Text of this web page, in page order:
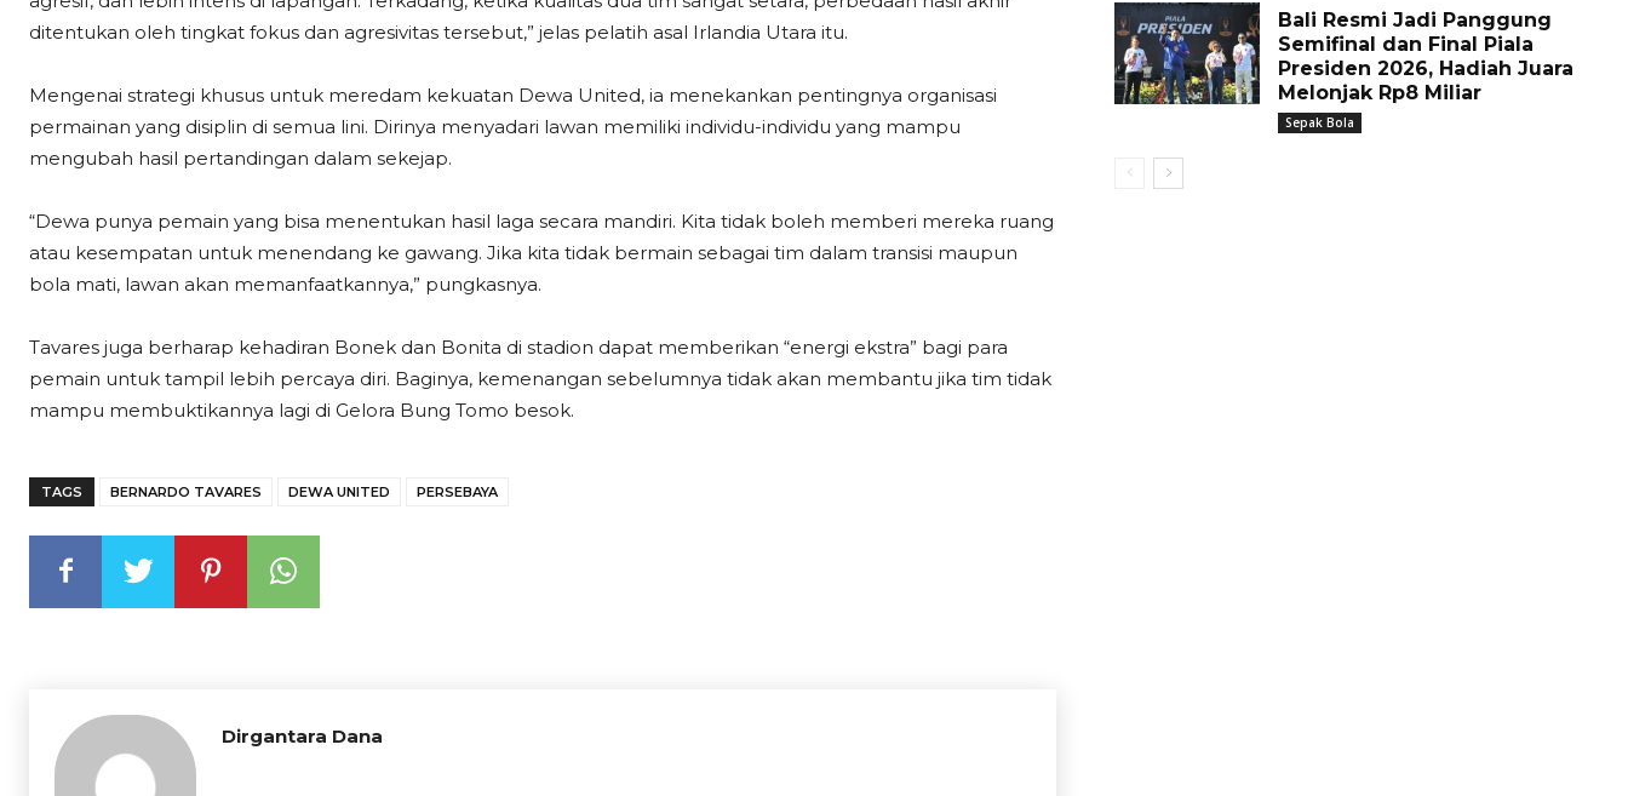
ditentukan oleh tingkat fokus dan agresivitas tersebut,” jelas pelatih asal Irlandia Utara itu.
Mengenai strategi khusus untuk meredam kekuatan Dewa United, ia menekankan pentingnya organisasi
permainan yang disiplin di semua lini. Dirinya menyadari lawan memiliki individu-individu yang mampu
mengubah hasil pertandingan dalam sekejap.
“Dewa punya pemain yang bisa menentukan hasil laga secara mandiri. Kita tidak boleh memberi mereka ruang
atau kesempatan untuk menendang ke gawang. Jika kita tidak bermain sebagai tim dalam transisi maupun
bola mati, lawan akan memanfaatkannya,” pungkasnya.
Tavares juga berharap kehadiran Bonek dan Bonita di stadion dapat memberikan “energi ekstra” bagi para
pemain untuk tampil lebih percaya diri. Baginya, kemenangan sebelumnya tidak akan membantu jika tim tidak
mampu membuktikannya lagi di Gelora Bung Tomo besok.
TAGS BERNARDO TAVARES DEWA UNITED PERSEBAYA
Dirgantara Dana
Bali Resmi Jadi Panggung
Semifinal dan Final Piala
Presiden 2026, Hadiah Juara
Melonjak Rp8 Miliar
Sepak Bola